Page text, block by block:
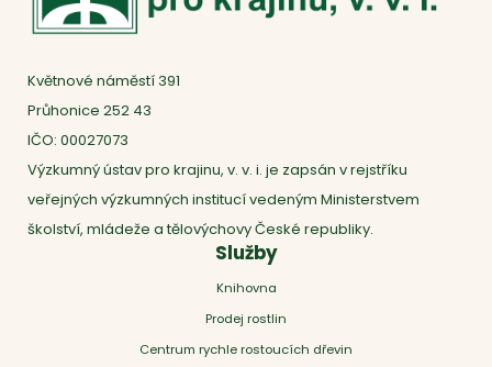
Květnové náměstí 391
Průhonice 252 43
IČO: 00027073
Výzkumný ústav pro krajinu, v. v. i. je zapsán v rejstříku
veřejných výzkumných institucí vedeným Ministerstvem
školství, mládeže a tělovýchovy České republiky.
Služby
Knihovna
Prodej rostlin
Centrum rychle rostoucích dřevin